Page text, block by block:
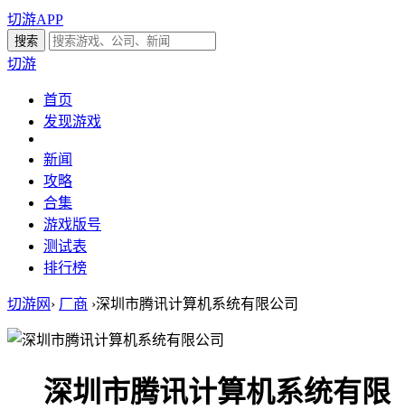
切游APP
切游
首页
发现游戏
新闻
攻略
合集
游戏版号
测试表
排行榜
切游网 › 厂商 ›深圳市腾讯计算机系统有限公司
深圳市腾讯计算机系统有限